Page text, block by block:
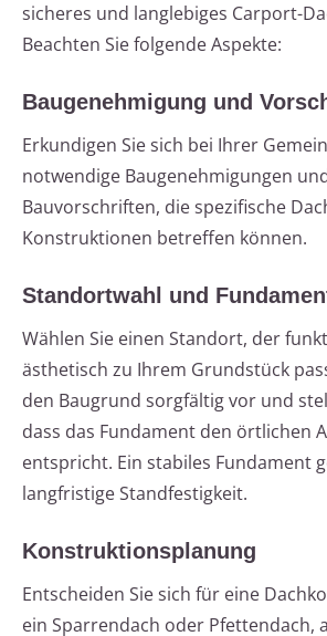
sicheres und langlebiges Carport-
Beachten Sie folgende Aspekte:
Baugenehmigung und
Erkundigen Sie sich bei Ihrer
notwendige Baugenehmigungen
Bauvorschriften, die spezifische
Konstruktionen betreffen können.
Standortwahl und
Wählen Sie einen Standort, der
ästhetisch zu Ihrem Grundstück
den Baugrund sorgfältig vor und
dass das Fundament den örtlichen
entspricht. Ein stabiles Fundament
langfristige Standfestigkeit.
Konstruktionsplanung
Entscheiden Sie sich für eine
ein Sparrendach oder Pfettendach,